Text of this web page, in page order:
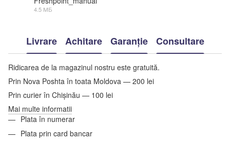
4.5 МБ
Livrare Achitare Garanție Consultare
Ridicarea de la magazinul nostru este gratuită.
Prin Nova Poshta în toata Moldova — 200 lei
Prin curier în Chișinău — 100 lei
Mai multe informatii
Plata în numerar
Plata prin card bancar